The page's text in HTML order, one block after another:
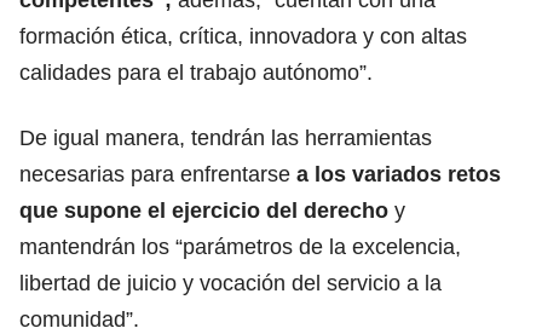
formación ética, crítica, innovadora y con altas
calidades para el trabajo autónomo”.
De igual manera, tendrán las herramientas
necesarias para enfrentarse a los variados retos
que supone el ejercicio del derecho y
mantendrán los “parámetros de la excelencia,
libertad de juicio y vocación del servicio a la
comunidad”.